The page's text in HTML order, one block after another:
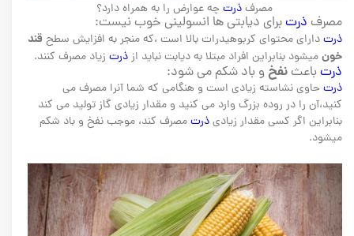
مصرفذرتچه عوارض را به همراه دارد؟
مصرف ذرتبرای دیابتی ها انسولینی خوب نیست:
ذرتدارای محتوای کربوهیدرات بالا است ،که منجر به افزایش سطح قند
خونمیشود بنابراین افراد مبتلا به دیابت نباید ازذرت زیاد مصرف کنند.
ذرتباعث نفخ و باد شکم می شود:
ذرتحاوی نشاسته زیادی است و هنگامی که شما آنرا مصرف می
کنید،آن را در روده بزرگ وارد می کنید و مقدار زیادی گاز تولید می کند
بنابراین اگر کسی مقدار زیادیذرتمصرف کند، موجب نفخ و باد شکم
میشود.